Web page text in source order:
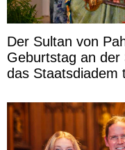
Der Sultan von
Geburtstag an der
das Staatsdiadem